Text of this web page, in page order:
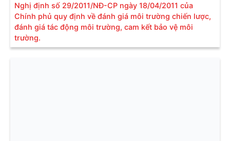
Nghị định số 29/2011/NĐ-CP ngày 18/04/2011 của
Chính phủ quy định về đánh giá môi trường chiến lược,
đánh giá tác động môi trường, cam kết bảo vệ môi
trường.